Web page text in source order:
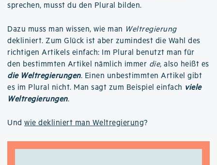
sprechen, musst du den Plural bilden.
Dazu muss man wissen, wie man Weltregierung
dekliniert. Zum Glück ist aber zumindest die Wahl des
richtigen Artikels einfach: Im Plural benutzt man für
den bestimmten Artikel nämlich immer die, also heißt es
die Weltregierungen. Einen unbestimmten Artikel gibt
es im Plural nicht. Man sagt zum Beispiel einfach viele
Weltregierungen.
Und wie dekliniert man Weltregierung?